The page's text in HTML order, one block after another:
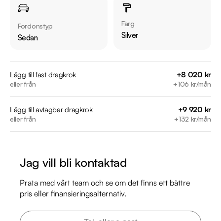
Möjlighet till 12-60 månaders garanti
Servicehistorik:
2015-10-08 - 2957 mil
2016-11-28 - 3470 mil
2017-11-13 - 4736 mil
2018-04-13 - 6739 mil
2020-03-19 - 9761 mil
2021-04-07 - 11227 mil
2024-08-05 - 15900 mil
2026-02-10 - 17316 mil
Besök
Fordonstyp
Sedan
Färg
Silver
Lägg till fast dragkrok
eller från
+8 020 kr
+106 kr/mån
Lägg till avtagbar dragkrok
eller från
+9 920 kr
+132 kr/mån
Jag vill bli kontaktad
Prata med vårt team och se om det finns ett bättre
pris eller finansieringsalternativ.